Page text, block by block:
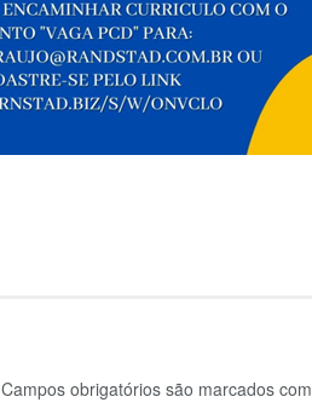
Campos obrigatórios são marcados com